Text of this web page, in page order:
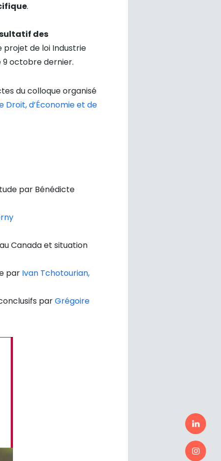
.
des
projet de loi Industrie
octobre dernier.
du colloque organisé
Droit, d’Économie et de
par Bénédicte
Canada et situation
par Ivan Tchotourian,
parGrégoire